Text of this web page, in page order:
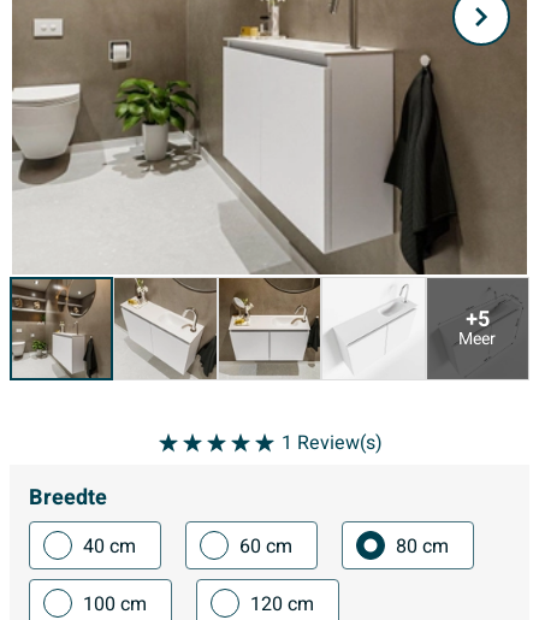
+5
Meer
1 Review(s)
Breedte
40 cm 60 cm
80 cm
100 cm
120 cm